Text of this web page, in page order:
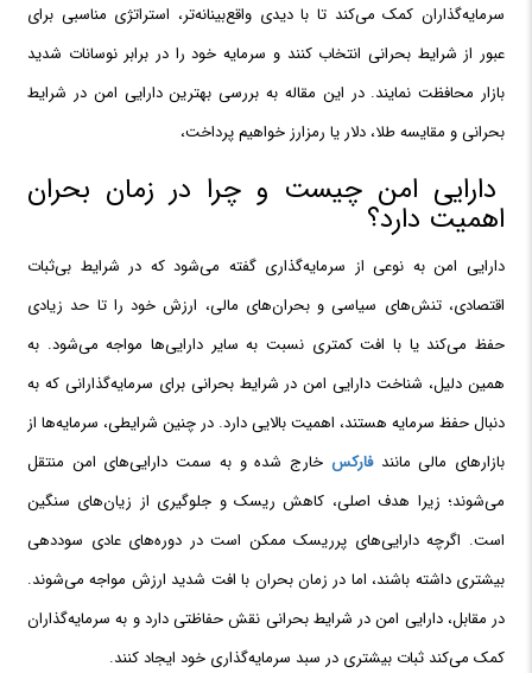
سرمایه‌گذاران کمک می‌کند تا با دیدی واقع‌بینانه‌تر، استراتژی مناسبی برای
عبور از شرایط بحرانی انتخاب کنند و سرمایه خود را در برابر نوسانات شدید
بازار محافظت نمایند. در این مقاله به بررسی بهترین دارایی امن در شرایط
بحرانی و مقایسه طلا، دلار یا رمزارز خواهیم پرداخت،
دارایی امن چیست و چرا در زمان بحران
اهمیت دارد؟
دارایی امن به نوعی از سرمایه‌گذاری گفته می‌شود که در شرایط بی‌ثبات
اقتصادی، تنش‌های سیاسی و بحران‌های مالی، ارزش خود را تا حد زیادی
حفظ می‌کند یا با افت کمتری نسبت به سایر دارایی‌ها مواجه می‌شود. به
همین دلیل، شناخت دارایی امن در شرایط بحرانی برای سرمایه‌گذارانی که به
دنبال حفظ سرمایه هستند، اهمیت بالایی دارد. در چنین شرایطی، سرمایه‌ها از
بازارهای مالی مانندفارکس خارج شده و به سمت دارایی‌های امن منتقل
می‌شوند؛ زیرا هدف اصلی، کاهش ریسک و جلوگیری از زیان‌های سنگین
است. اگرچه دارایی‌های پرریسک ممکن است در دوره‌های عادی سوددهی
بیشتری داشته باشند، اما در زمان بحران با افت شدید ارزش مواجه می‌شوند.
در مقابل، دارایی امن در شرایط بحرانی نقش حفاظتی دارد و به سرمایه‌گذاران
کمک می‌کند ثبات بیشتری در سبد سرمایه‌گذاری خود ایجاد کنند.